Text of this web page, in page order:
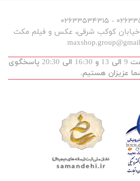
شنبه تا پنجشنبه از ساعت 9 الی 13 و 16:30 الی 20:30 پاسخگوی
عزیزان هستیم.